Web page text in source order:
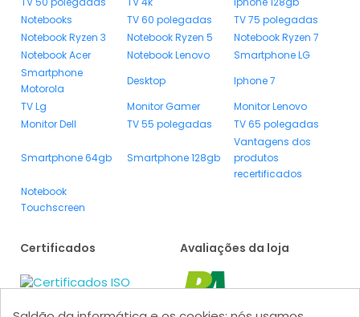
Notebooks
TV 60 polegadas
TV 75 polegadas
Notebook Ryzen 3
Notebook Ryzen 5
Notebook Ryzen 7
Notebook Acer
Notebook Lenovo
Smartphone LG
Smartphone
Motorola
Desktop
Iphone 7
TV Lg
Monitor Gamer
Monitor Lenovo
Monitor Dell
TV 55 polegadas TV 65 polegadas
Smartphone 64gb Smartphone 128gb
Vantagens dos
produtos
recertificados
Notebook
Touchscreen
Certificados Avaliações da loja